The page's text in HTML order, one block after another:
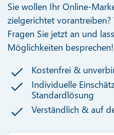
Sie wollen Ihr Online-
zielgerichtet
Fragen Sie jetzt an und
Möglichkeiten besprechen!
Kostenfrei &
Individuelle
Standardlösung
Verständlich & auf